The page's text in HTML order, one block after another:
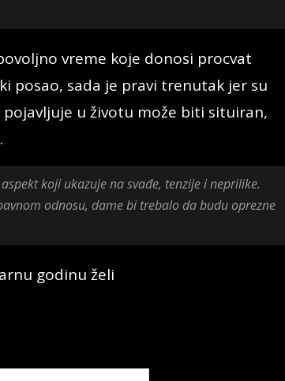
vreme koje donosi procvat
posao, sada je pravi trenutak jer su
pojavljuje u životu može biti situiran,
koji ukazuje na svađe, tenzije i neprilike.
odnosu, dame bi trebalo da budu oprezne
godinu želi